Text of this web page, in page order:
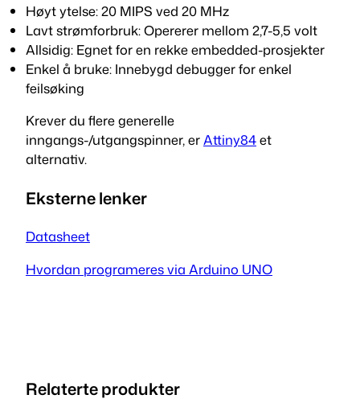
Høyt ytelse: 20 MIPS ved 20 MHz
Lavt strømforbruk: Opererer mellom 2,7-5,5 volt
Allsidig: Egnet for en rekke embedded-prosjekter
Enkel å bruke: Innebygd debugger for enkel
feilsøking
Krever du flere generelle
inngangs-/utgangspinner,erAttiny84et
alternativ.
Eksterne lenker
Datasheet
Hvordan programeres via Arduino UNO
Relaterte produkter